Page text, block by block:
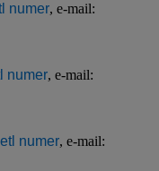
numer, e-mail:
numer, e-mail:
numer, e-mail: